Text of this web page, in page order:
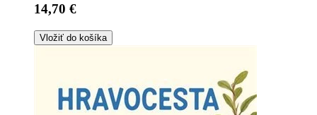
14,70 €
Vložiť do košíka